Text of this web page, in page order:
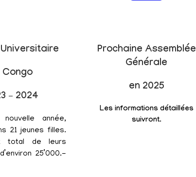
Congo
– 2024
année,
21 jeunes filles.
total de leurs
25’000.-
Prochaine Assemblée
Générale
en 2025
Les informations détaillées
suivront.